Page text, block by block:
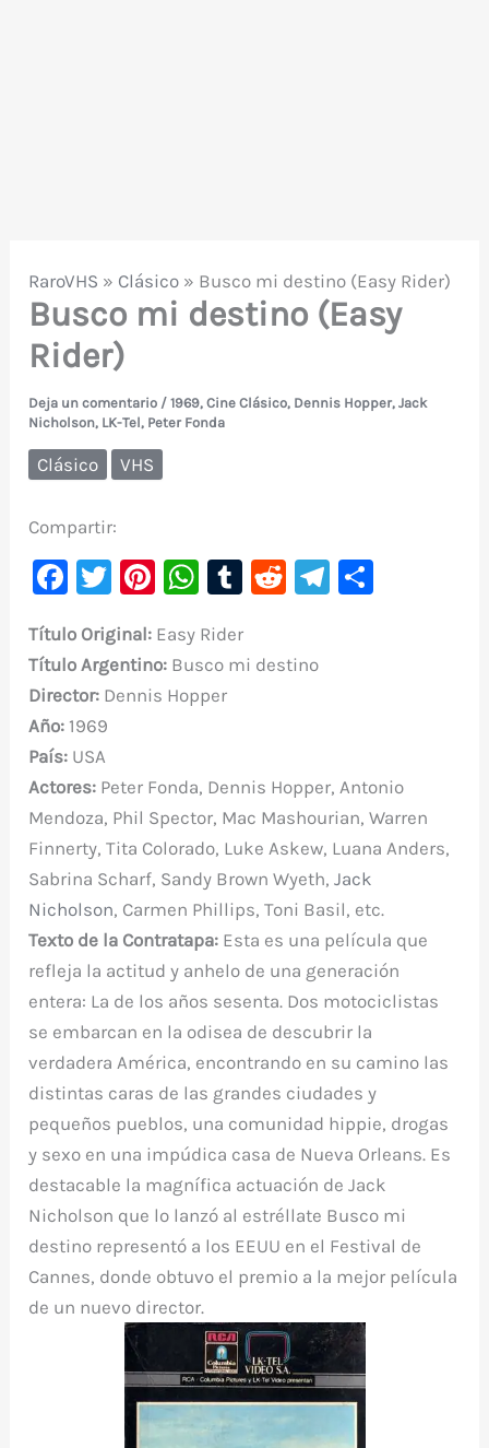
RaroVHS » Clásico » Busco mi destino (Easy Rider)
Busco mi destino (Easy
Rider)
Deja un comentario /1969,Cine Clásico, Dennis Hopper,Jack
Nicholson, LK-Tel, Peter Fonda
Clásico VHS
Compartir:
F
c
e
b
o
o
k
T
it
te
Pi
er
e
W
at
s
A
p
T
m
bl
R
di
Te
r
Título Original: Easy Rider
TítuloArgentino: Busco mi destino
Director: Dennis Hopper
Año: 1969
País: USA
Actores: Peter Fonda, Dennis Hopper, Antonio
Mendoza, Phil Spector, Mac Mashourian, Warren
Finnerty, Tita Colorado, Luke Askew, Luana Anders,
Sabrina Scharf, Sandy Brown Wyeth,Jack
Nicholson, Carmen Phillips, Toni Basil, etc.
Texto de la Contratapa: Esta es una película que
refleja la actitud y anhelo de una generación
entera: La de los años sesenta. Dos motociclistas
se embarcan en la odisea de descubrir la
verdadera América, encontrando en su camino las
distintas caras de las grandes ciudades y
pequeños pueblos, una comunidad hippie, drogas
y sexo en una impúdica casa de Nueva Orleans. Es
destacable la magnífica actuación de Jack
Nicholson que lo lanzó al estréllate Busco mi
destino representó a los EEUU en el Festival de
Cannes, donde obtuvo el premio a la mejor película
de un nuevo director.